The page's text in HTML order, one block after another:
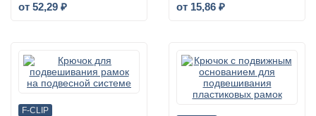
от 52,29 ₽ от 15,86 ₽
F-CLIP